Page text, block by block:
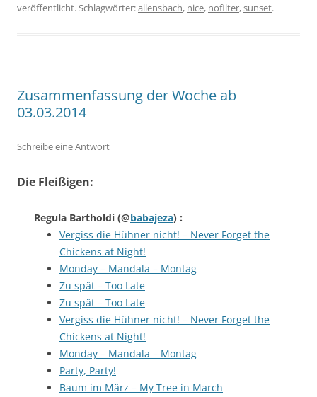
veröffentlicht. Schlagwörter:allensbach, nice, nofilter,sunset.
Zusammenfassung der Woche ab
03.03.2014
Schreibe eine Antwort
Die Fleißigen:
Regula Bartholdi (@babajeza) :
Vergiss die Hühner nicht! – Never Forget the
Chickens at Night!
Monday – Mandala – Montag
Zu spät – Too Late
Zu spät – Too Late
Vergiss die Hühner nicht! – Never Forget the
Chickens at Night!
Monday – Mandala – Montag
Party, Party!
Baum im März – My Tree in March